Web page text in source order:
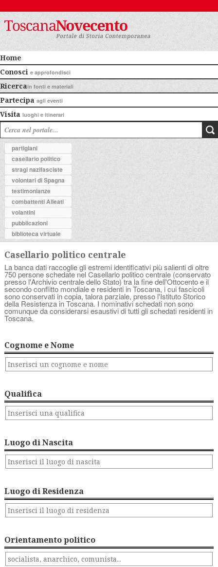
Home
Conosci e approfondisci
Ricercain fonti e materiali
Partecipa agli eventi
Visita luoghi e itinerari
partigiani
casellario politico
stragi nazifasciste
volontari di Spagna
testimonianze
combattenti Alleati
volantini
pubblicazioni
biblioteca virtuale
Casellario politico centrale
La banca dati raccoglie gli estremi identificativi più salienti di oltre
750 persone schedate nel Casellario politico centrale (conservato
presso l'Archivio centrale dello Stato) tra la fine dell'Ottocento e il
secondo conflitto mondiale e residenti in Toscana, i cui fascicoli
sono conservati in copia, talora parziale, presso l'Istituto Storico
della Resistenza in Toscana. I nominativi schedati non sono
comunque da considerarsi esaustivi di tutti gli schedati residenti in
Toscana.
Cognome e Nome
Qualifica
Luogo di Nascita
Luogo di Residenza
Orientamento politico